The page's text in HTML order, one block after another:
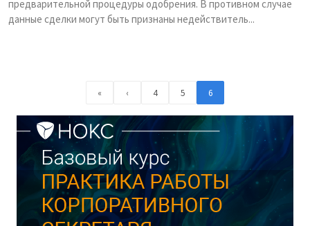
предварительной процедуры одобрения. В противном случае
данные сделки могут быть признаны недействитель...
« ‹ 4 5 6